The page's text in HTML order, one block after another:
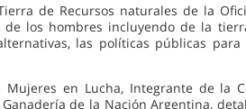
de Recursos naturales de la
los hombres incluyendo de la
las políticas públicas
en Lucha, Integrante de
de la Nación Argentina,